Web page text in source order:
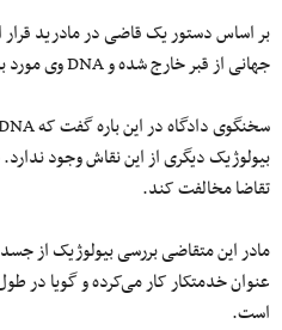
بر اساس دستور یک قاضی در مادرید
جهانی از قبر خارج شده و DNA وی مورد بررسی قرار گیرد.
بیولوژیک دیگری از این نقاش وجود ندارد.
تقاضا مخالفت کند.
عنوان خدمتکار کار می‌کرده و گویا در
است.